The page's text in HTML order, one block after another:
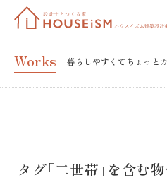
Works 暮らしやすくてちょっと
タグ「二世帯」を含む